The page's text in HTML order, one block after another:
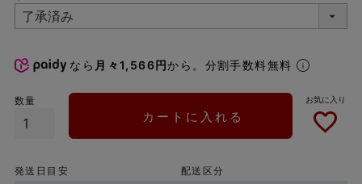
なら 月々1,566円から。分割手数料無料
カートに入れる
発送日目安 配送区分